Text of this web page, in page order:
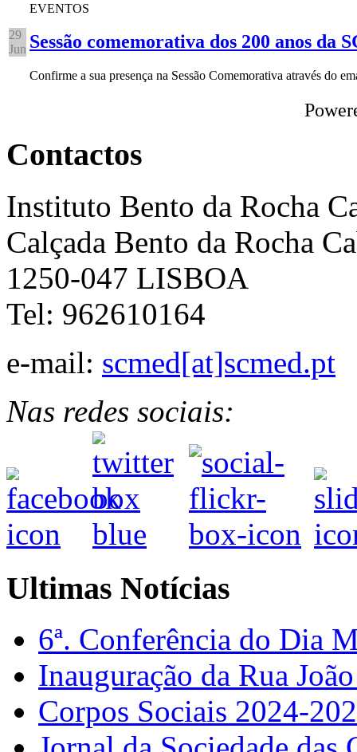
29
Jun
EVENTOS
Sessão comemorativa dos 200 anos da
Confirme a sua presença na Sessão Comemorativa através do
Contactos
Instituto Bento da Rocha
Calçada Bento da Rocha
1250-047 LISBOA
Tel: 962610164
e-mail: scmed[at]scmed.pt
Nas redes sociais:
Ultimas Notícias
6ª. Conferência do Dia
Inauguração da Rua
Corpos Sociais 2024-